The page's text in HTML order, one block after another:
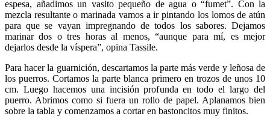
espesa, añadimos un vasito pequeño de agua o “fumet”. Con la
mezcla resultante o marinada vamos a ir pintando los lomos de atún
para que se vayan impregnando de todos los sabores. Dejamos
marinar dos o tres horas al menos, “aunque para mí, es mejor
dejarlos desde la víspera”, opina Tassile.
Para hacer la guarnición, descartamos la parte más verde y leñosa de
los puerros. Cortamos la parte blanca primero en trozos de unos 10
cm. Luego hacemos una incisión profunda en todo el largo del
puerro. Abrimos como si fuera un rollo de papel. Aplanamos bien
sobre la tabla y comenzamos a cortar en bastoncitos muy finitos.